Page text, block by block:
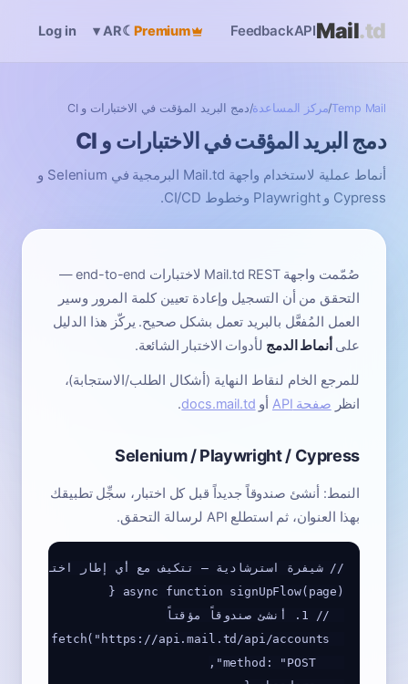
Mail.td
API
Feedback
Premium
☾
AR
▾
Log in
Temp Mail
/مركز المساعدة/دمج البريد المؤقت في الاختبارات و CI
دمج البريد المؤقت في الاختبارات و CI
أنماط عملية لاستخدام واجهة Mail.td البرمجية في Selenium و
Cypress و Playwright وخطوط CI/CD.
صُمّمت واجهة Mail.td REST لاختبارات end-to-end —
التحقق من أن التسجيل وإعادة تعيين كلمة المرور وسير
العمل المُفعَّل بالبريد تعمل بشكل صحيح. يركّز هذا الدليل
على أنماط الدمج لأدوات الاختبار الشائعة.
للمرجع الخام لنقاط النهاية (أشكال الطلب/الاستجابة)،
انظر صفحة API أو docs.mail.td
.
Selenium / Playwright / Cypress
النمط: أنشئ صندوقاً جديداً قبل كل اختبار، سجِّل تطبيقك
بهذا العنوان، ثم استطلع API لرسالة التحقق.